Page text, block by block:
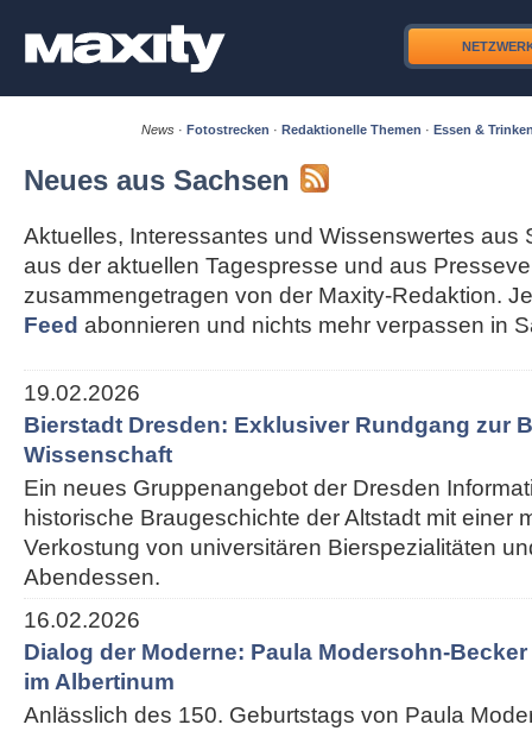
News· Fotostrecken · Redaktionelle Themen · Essen &
Neues aus Sachsen
Aktuelles, Interessantes und Wissenswertes aus
aus der aktuellen Tagespresse und aus
zusammengetragen von der Maxity-Redaktion.
Feed abonnieren und nichts mehr verpassen in
19.02.2026
Bierstadt Dresden: Exklusiver Rundgang zur
Wissenschaft
Ein neues Gruppenangebot der Dresden
historische Braugeschichte der Altstadt mit einer
Verkostung von universitären Bierspezialitäten
Abendessen.
16.02.2026
Dialog der Moderne: Paula Modersohn-
im Albertinum
Anlässlich des 150. Geburtstags von Paula